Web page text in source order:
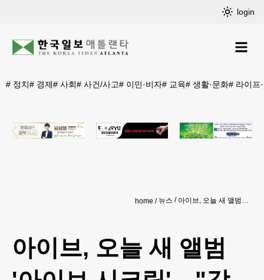
login
# 정치# 경제# 사회# 사건/사고# 이민·비자# 교육# 생활·문화# 라이프
home 뉴스 아이브, 오늘 새 앨범 '아이브 시크릿'…"감정 흐름에 집중"
아이브, 오늘 새 앨범